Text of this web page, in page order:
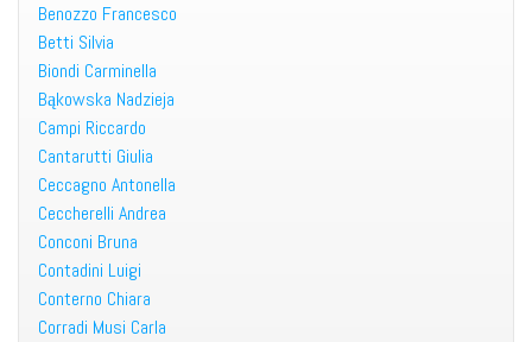
Benozzo Francesco
Betti Silvia
Biondi Carminella
Bąkowska Nadzieja
Campi Riccardo
Cantarutti Giulia
Ceccagno Antonella
Ceccherelli Andrea
Conconi Bruna
Contadini Luigi
Conterno Chiara
Corradi Musi Carla